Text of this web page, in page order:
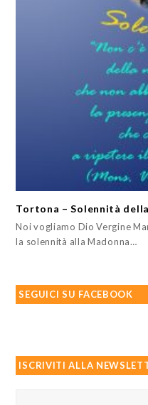
Tortona – Solennità
Noi vogliamo Dio Vergine
la solennità alla Madonna…
SEGUICI SU FACEBOOK
ISCRIVITI ALLA